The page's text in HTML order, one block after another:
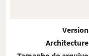
Version
Architecture